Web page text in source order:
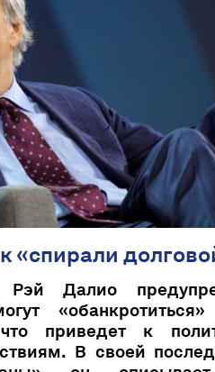
Рэй Далио
приведет к
В своей